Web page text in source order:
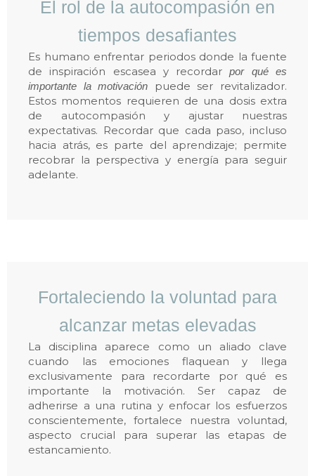
El rol de la autocompasión en
tiempos desafiantes
Es humano enfrentar periodos donde la fuente
de inspiración escasea y recordarpor qué es
importante la motivación puede ser revitalizador.
Estos momentos requieren de una dosis extra
de autocompasión y ajustar nuestras
expectativas. Recordar que cada paso, incluso
hacia atrás, es parte del aprendizaje; permite
recobrar la perspectiva y energía para seguir
adelante.
Fortaleciendo la voluntad para
alcanzar metas elevadas
La disciplina aparece como un aliado clave
cuando las emociones flaquean y llega
exclusivamente para recordarte por qué es
importante la motivación. Ser capaz de
adherirse a una rutina y enfocar los esfuerzos
conscientemente, fortalece nuestra voluntad,
aspecto crucial para superar las etapas de
estancamiento.